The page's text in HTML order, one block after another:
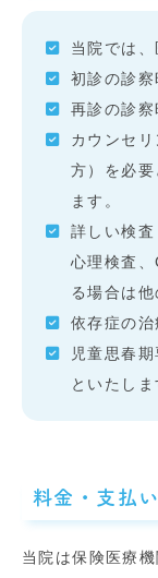
当院では、
初診の診察
再診の診察
カウンセ
方）を必
ます。
詳しい検
心理検査
る場合は
依存症の治
児童思春
といたしま
料金・支払
当院は保険医療